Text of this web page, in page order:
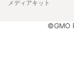
メディアキット
©GMO